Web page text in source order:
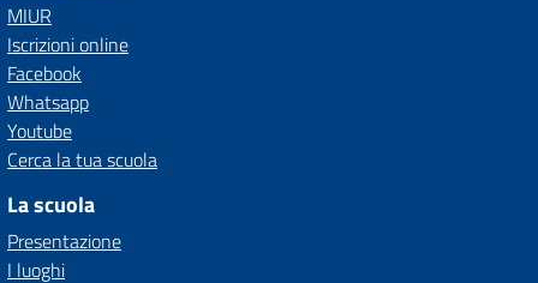
MIUR
Iscrizioni online
Facebook
Whatsapp
Youtube
Cerca la tua scuola
La scuola
Presentazione
I luoghi